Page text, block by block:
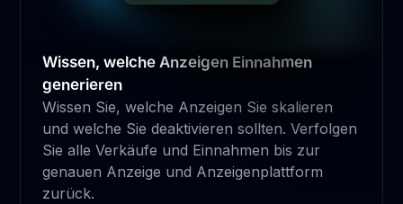
Wissen, welche Anzeigen Einnahmen
generieren
Wissen Sie, welche Anzeigen Sie skalieren
und welche Sie deaktivieren sollten. Verfolgen
Sie alle Verkäufe und Einnahmen bis zur
genauen Anzeige und Anzeigenplattform
zurück.